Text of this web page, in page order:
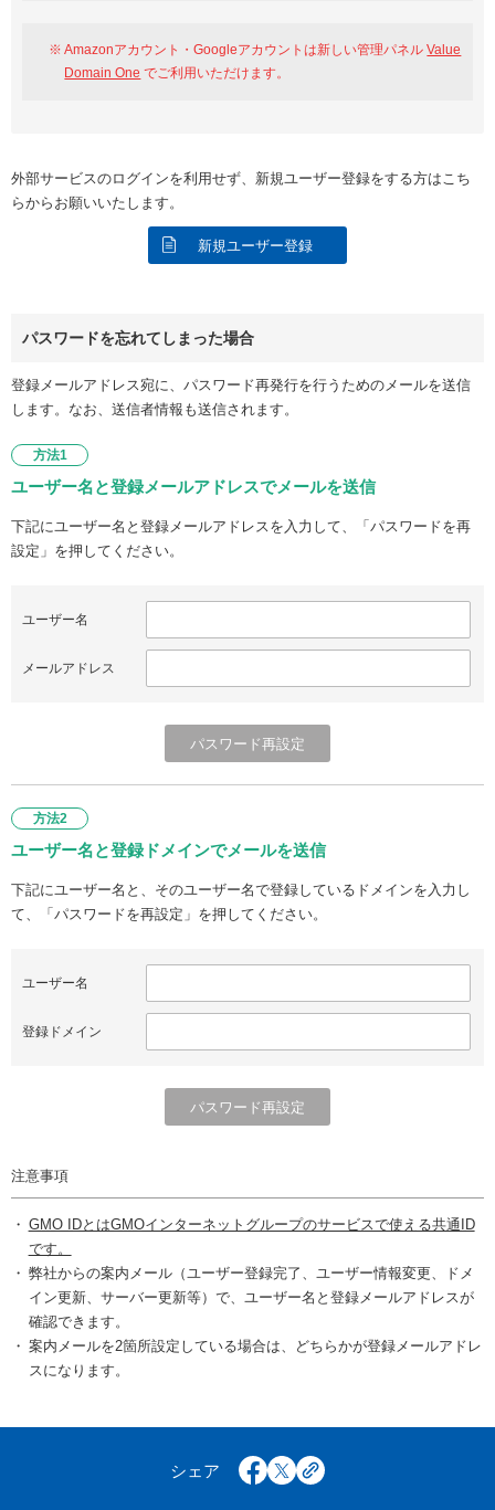
Amazonアカウント・Googleアカウントは新しい管理パネルValue
Domain One でご利用いただけます。
外部サービスのログインを利用せず、新規ユーザー登録をする方はこち
らからお願いいたします。
新規ユーザー登録
パスワードを忘れてしまった場合
登録メールアドレス宛に、パスワード再発行を行うためのメールを送信
します。なお、送信者情報も送信されます。
方法1
ユーザー名と登録メールアドレスでメールを送信
下記にユーザー名と登録メールアドレスを入力して、「パスワードを再
設定」を押してください。
ユーザー名
メールアドレス
方法2
ユーザー名と登録ドメインでメールを送信
下記にユーザー名と、そのユーザー名で登録しているドメインを入力し
て、「パスワードを再設定」を押してください。
ユーザー名
登録ドメイン
注意事項
GMO IDとはGMOインターネットグループのサービスで使える共通ID
です。
弊社からの案内メール（ユーザー登録完了、ユーザー情報変更、ドメ
イン更新、サーバー更新等）で、ユーザー名と登録メールアドレスが
確認できます。
案内メールを2箇所設定している場合は、どちらかが登録メールアドレ
スになります。
シェア facebook
x copy